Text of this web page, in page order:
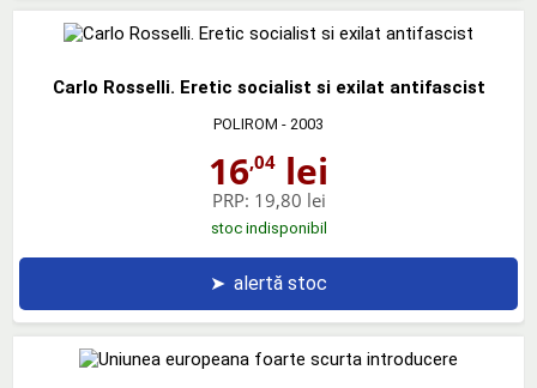
Carlo Rosselli. Eretic socialist si exilat antifascist
POLIROM - 2003
16,04 lei
PRP: 19,80 lei
stoc indisponibil
➤ alertă stoc